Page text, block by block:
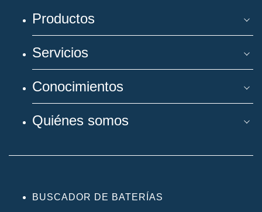
Productos
Servicios
Conocimientos
Quiénes somos
BUSCADOR DE BATERÍAS